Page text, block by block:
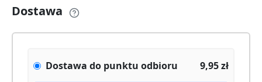
Dostawa
Dostawa do punktu odbioru 9,95zł